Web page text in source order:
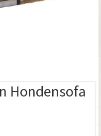
Hondensofa